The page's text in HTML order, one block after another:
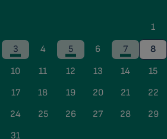
1
3
4 5 6 7 8
10
11 12 13 14 15
17
18 19 20 21 22
24
25 26 27 28 29
31